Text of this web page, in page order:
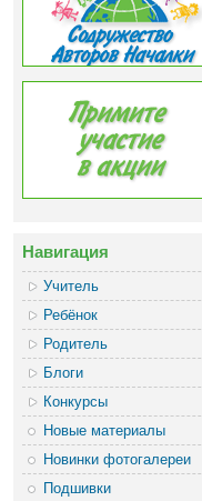
Навигация
Учитель
Ребёнок
Родитель
Блоги
Конкурсы
Новые материалы
Новинки фотогалереи
Подшивки